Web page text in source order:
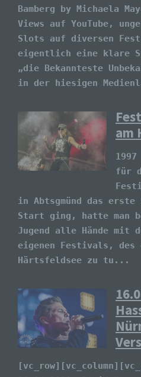
Bamberg by Michaela
Views auf YouTube,
Slots auf diversen
eigentlich eine klare
„die Bekannteste
in der hiesigen
am
für
in Abtsgmünd das erste
Start ging, hatte man
Jugend alle Hände mit
eigenen Festivals, des
Härtsfeldsee zu tu...